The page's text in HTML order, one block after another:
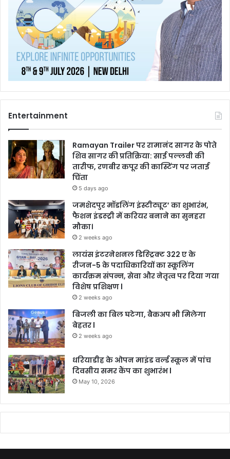
Entertainment
Ramayan Trailer पर रामानंद सागर के पोते
शिव सागर की प्रतिक्रिया: साई पल्लवी की
तारीफ, रणबीर कपूर की कास्टिंग पर जताई
चिंता
5 days ago
जमशेदपुर मॉडलिंग इंस्टीट्यूट’ का शुभारंभ,
फैशन इंडस्ट्री में करियर बनाने का सुनहरा
मौका।
2 weeks ago
लायंस इंटरनेशनल डिस्ट्रिक्ट 322 ए के
रीजन-5 के पदाधिकारियों का स्कूलिंग
कार्यक्रम संपन्न, सेवा और नेतृत्व पर दिया गया
विशेष प्रशिक्षण l
2 weeks ago
बिजली का बिल घटेगा, बैकअप भी मिलेगा
बेहतर l
2 weeks ago
धरियाडीह के ओपन माइंड वर्ल्ड स्कूल में पांच
दिवसीय समर कैंप का शुभारंभ l
May 10, 2026